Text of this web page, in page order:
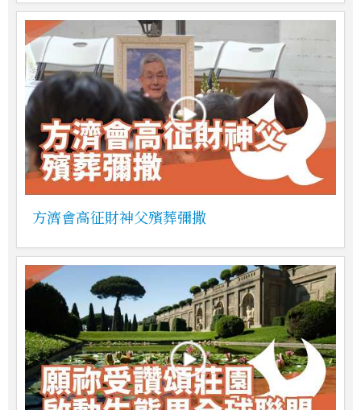
方濟會高征財神父殯葬彌撒